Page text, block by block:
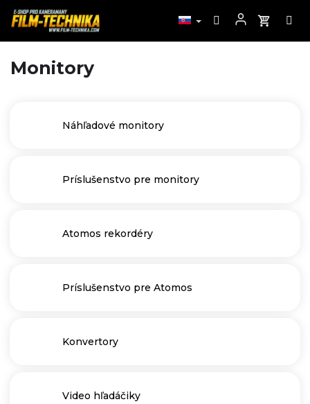
Prejsť
B
Monitory
Náhľadové monitory
Príslušenstvo pre monitory
Atomos rekordéry
Príslušenstvo pre Atomos
Konvertory
Video hľadáčiky